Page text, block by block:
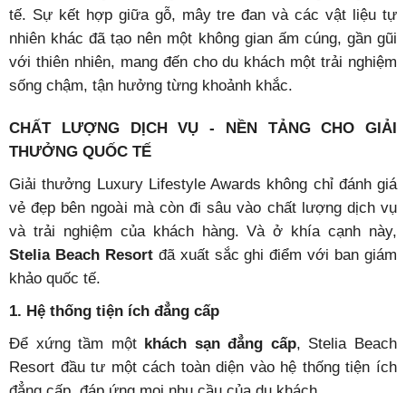
tế. Sự kết hợp giữa gỗ, mây tre đan và các vật liệu tự
nhiên khác đã tạo nên một không gian ấm cúng, gần gũi
với thiên nhiên, mang đến cho du khách một trải nghiệm
sống chậm, tận hưởng từng khoảnh khắc.
CHẤT LƯỢNG DỊCH VỤ - NỀN TẢNG CHO GIẢI
THƯỞNG QUỐC TẾ
Giải thưởng Luxury Lifestyle Awards không chỉ đánh giá
vẻ đẹp bên ngoài mà còn đi sâu vào chất lượng dịch vụ
và trải nghiệm của khách hàng. Và ở khía cạnh này,
Stelia Beach Resortđã xuất sắc ghi điểm với ban giám
khảo quốc tế.
1. Hệ thống tiện ích đẳng cấp
Để xứng tầm một khách sạn đẳng cấp, Stelia Beach
Resort đầu tư một cách toàn diện vào hệ thống tiện ích